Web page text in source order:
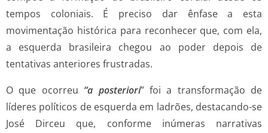
tempos coloniais. É preciso dar ênfase a esta
movimentação histórica para reconhecer que, com ela,
a esquerda brasileira chegou ao poder depois de
tentativas anteriores frustradas.
O que ocorreu “a posteriori” foi a transformação de
líderes políticos de esquerda em ladrões, destacando-se
José Dirceu que, conforme inúmeras narrativas